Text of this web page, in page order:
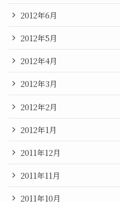
2012年6月
2012年5月
2012年4月
2012年3月
2012年2月
2012年1月
2011年12月
2011年11月
2011年10月